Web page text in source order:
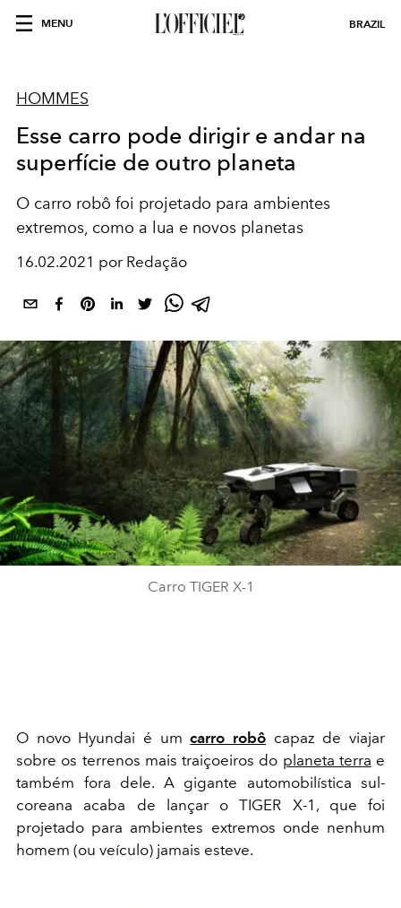
MENU BRAZIL
HOMMES
Esse carro pode dirigir e andar na
superfície de outro planeta
O carro robô foi projetado para ambientes
extremos, como a lua e novos planetas
16.02.2021 por Redação
Carro TIGER X-1
O novo Hyundai é umcarro robô capaz de viajar
sobre os terrenos mais traiçoeiros do planeta terra e
também fora dele. A gigante automobilística sul-
coreana acaba de lançar o TIGER X-1, que foi
projetado para ambientes extremos onde nenhum
homem (ou veículo) jamais esteve.